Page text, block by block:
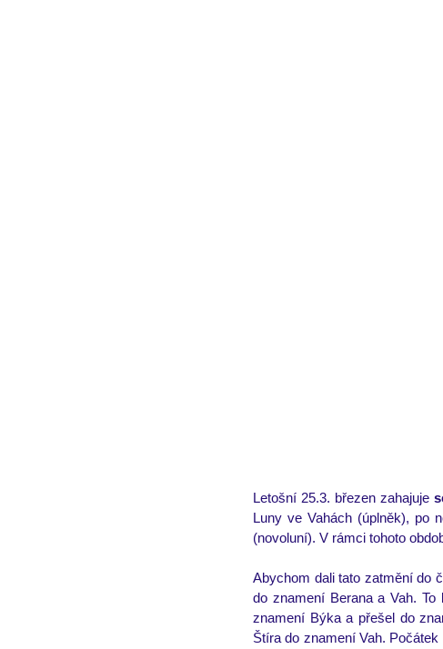
Letošní 25.3. březen zahajuje
Luny ve Vahách (úplněk), po
(novoluní). V rámci tohoto
Abychom dali tato zatmění do
do znamení Berana a Vah.
znamení Býka a přešel do
Štíra do znamení Vah.